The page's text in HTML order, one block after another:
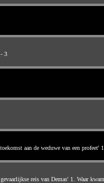
- 3
aan de weduwe van een
reis van Demas' 1. Waar